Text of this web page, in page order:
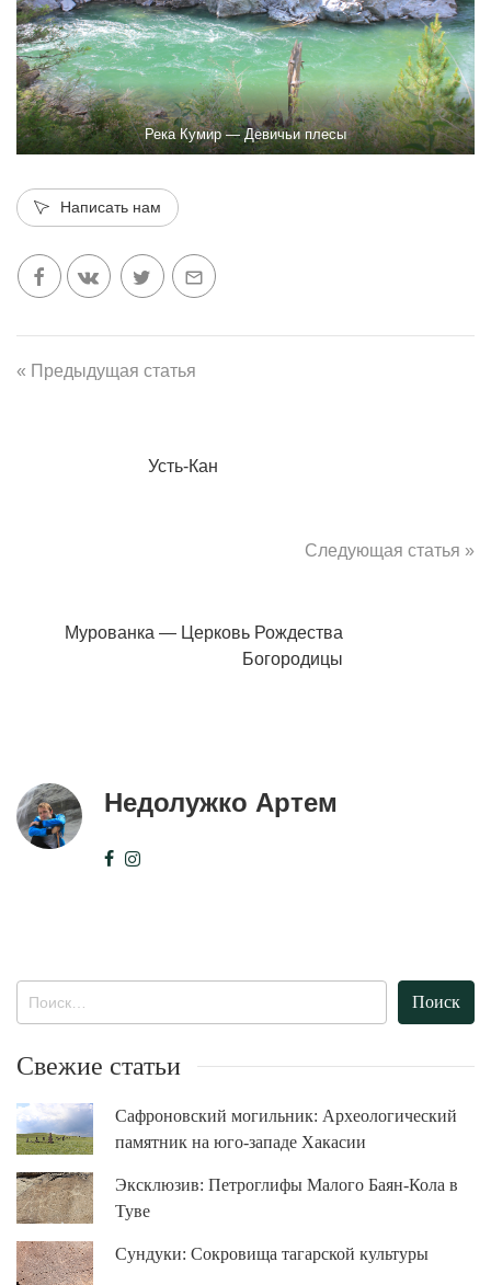
Река Кумир — Девичьи плесы
Написать нам
« Предыдущая статья
Усть-Кан
Следующая статья »
Мурованка — Церковь Рождества
Богородицы
Недолужко Артем
Найти:
Свежие статьи
Сафроновский могильник: Археологический
памятник на юго-западе Хакасии
Эксклюзив: Петроглифы Малого Баян-Кола в
Туве
Сундуки: Сокровища тагарской культуры